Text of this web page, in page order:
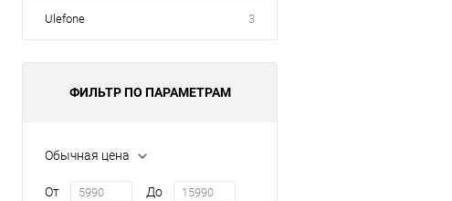
Ulefone 3
ФИЛЬТР ПО ПАРАМЕТРАМ
Обычная цена
От До